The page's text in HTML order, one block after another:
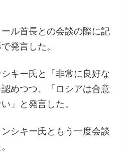
ル首長との会談の際に記
発言した。
キー氏と「非常に良好な
めつつ、「ロシアは合意
」と発言した。
シキー氏ともう一度会談